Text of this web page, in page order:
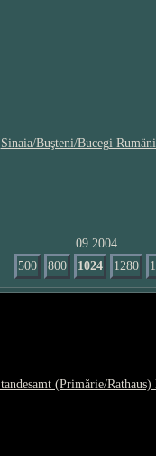
09.2004
500
800 1024 1280